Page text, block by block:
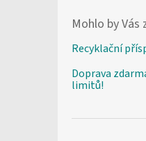
Mohlo by Vás
Recyklační
Doprava
limitů!